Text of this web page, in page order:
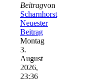
Beitragvon
Scharnhorst
Neuester
Beitrag
Montag
3.
August
2026,
23:36